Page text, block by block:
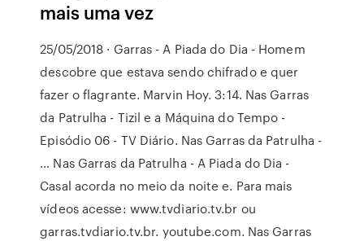
mais uma vez
25/05/2018 · Garras - A Piada do Dia - Homem
descobre que estava sendo chifrado e quer
fazer o flagrante. Marvin Hoy. 3:14. Nas Garras
da Patrulha - Tizil e a Máquina do Tempo -
Episódio 06 - TV Diário. Nas Garras da Patrulha -
… Nas Garras da Patrulha - A Piada do Dia -
Casal acorda no meio da noite e. Para mais
vídeos acesse: www.tvdiario.tv.br ou
garras.tvdiario.tv.br. youtube.com. Nas Garras